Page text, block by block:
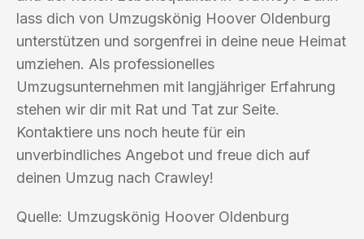
lass dich von Umzugskönig Hoover Oldenburg
unterstützen und sorgenfrei in deine neue Heimat
umziehen. Als professionelles
Umzugsunternehmen mit langjähriger Erfahrung
stehen wir dir mit Rat und Tat zur Seite.
Kontaktiere uns noch heute für ein
unverbindliches Angebot und freue dich auf
deinen Umzug nach Crawley!
Quelle: Umzugskönig Hoover Oldenburg